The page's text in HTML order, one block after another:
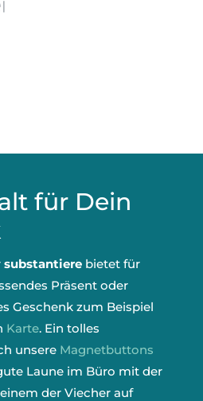
für Dein
substantierebietet für
Präsent oder
Geschenk zum Beispiel
Karte. Ein tolles
unsere Magnetbuttons
Laune im Büro mit der
einem der Viecher auf